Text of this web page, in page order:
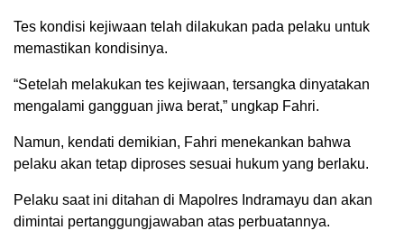
Tes kondisi kejiwaan telah dilakukan pada pelaku untuk
memastikan kondisinya.
“Setelah melakukan tes kejiwaan, tersangka dinyatakan
mengalami gangguan jiwa berat,” ungkap Fahri.
Namun, kendati demikian, Fahri menekankan bahwa
pelaku akan tetap diproses sesuai hukum yang berlaku.
Pelaku saat ini ditahan di Mapolres Indramayu dan akan
dimintai pertanggungjawaban atas perbuatannya.